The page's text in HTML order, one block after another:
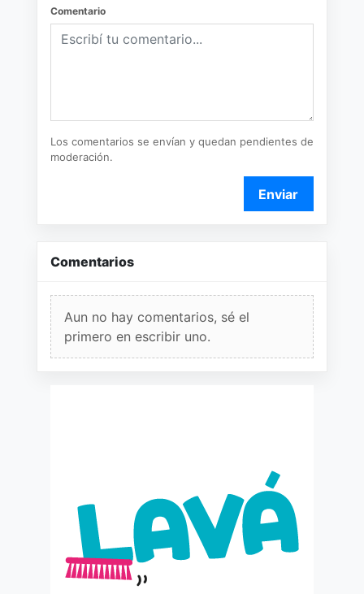
Comentario
Los comentarios se envían y quedan pendientes de
moderación.
Enviar
Comentarios
Aun no hay comentarios, sé el
primero en escribir uno.